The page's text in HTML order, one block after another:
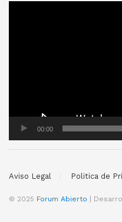
00:00
Aviso Legal Politica de
© 2025 Forum Abierto |